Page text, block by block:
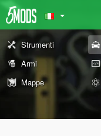
Strumenti
Armi
Mappe